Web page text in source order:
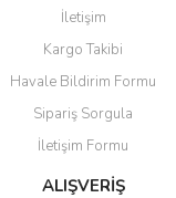
İletişim
Kargo Takibi
Havale Bildirim Formu
Sipariş Sorgula
İletişim Formu
ALIŞVERİŞ